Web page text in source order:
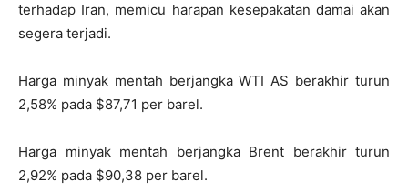
terhadap Iran, memicu harapan kesepakatan damai akan
segera terjadi.
Harga minyak mentah berjangka WTI AS berakhir turun
2,58% pada $87,71 per barel.
Harga minyak mentah berjangka Brent berakhir turun
2,92% pada $90,38 per barel.